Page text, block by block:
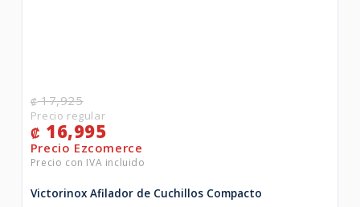
₡17,925
₡ 16,995
Victorinox Afilador de Cuchillos Compacto